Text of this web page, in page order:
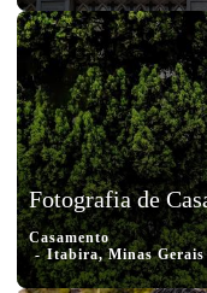
Casamento
Itabira, Minas Gerais